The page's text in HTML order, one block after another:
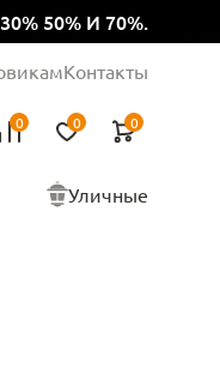
50% И 70%.
Контакты
0 0 0
Уличные